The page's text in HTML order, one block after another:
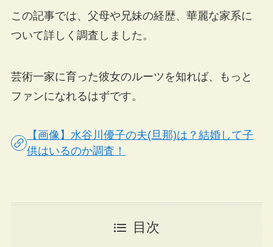
この記事では、父母や兄妹の経歴、華麗な家系に
ついて詳しく調査しました。
芸術一家に育った彼女のルーツを知れば、もっと
ファンになれるはずです。
【画像】水谷川優子の夫(旦那)は？結婚して子
供はいるのか調査！
目次